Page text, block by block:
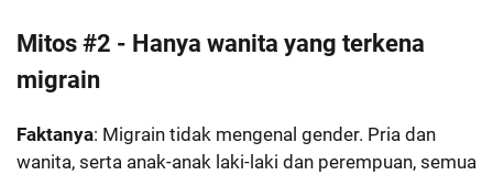
Mitos #2 - Hanya wanita yang terkena
migrain
Faktanya: Migrain tidak mengenal gender. Pria dan
wanita, serta anak-anak laki-laki dan perempuan, semua